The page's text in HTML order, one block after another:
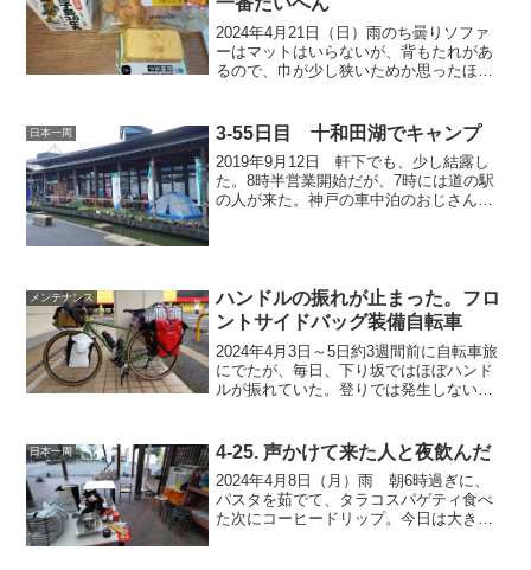
2024年4月21日（日）雨のち曇りソファ
ーはマットはいらないが、背もたれがあ
るので、巾が少し狭いためか思ったほど
で朝食8時半に、ポケットストーブに固形
燃料1個で手洗...
日本一周 3-55日目 十和田湖でキャンプ
2019年9月12日 軒下でも、少し結露し
た。8時半営業開始だが、7時には道の駅
の人が来た。神戸の車中泊のおじさんと
メンテナンス
ハンドルの振れが止まった。フロ
ントサイドバッグ装備自転車
2024年4月3日～5日約3週間前に自転車旅
にでたが、毎日、下り坂ではほぼハンド
ルが振れていた。登りでは発生しない。
ハンドルが振れるととても怖い。自転車
の問題かと、途中...
日本一周 4-25. 声かけて来た人と夜飲んだ
2024年4月8日（月）雨 朝6時過ぎに、
パスタを茹でて、タラコスパゲティ食べ
た次にコーヒードリップ。今日は大き目